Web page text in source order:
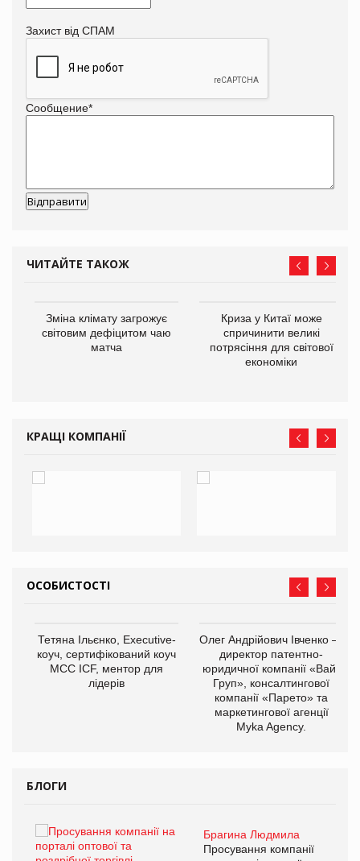
Захист від СПАМ
Сообщение*
ЧИТАЙТЕ ТАКОЖ
Зміна клімату загрожує
світовим дефіцитом чаю
матча
Криза у Китаї може
спричинити великі
потрясіння для світової
економіки
КРАЩІ КОМПАНІЇ
ОСОБИСТОСТІ
Тетяна Ільєнко, Executive-
коуч, сертифікований коуч
МСС ICF, ментор для
лідерів
Олег Андрійович Івченко —
директор патентно-
юридичної компанії «Вайз
Груп», консалтингової
компанії «Парето» та
маркетингової агенції
Myka Agency.
БЛОГИ
Брагина Людмила
Просування компанії